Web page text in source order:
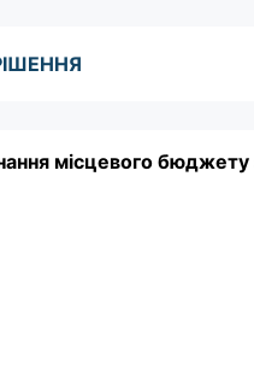
місцевого бюджету